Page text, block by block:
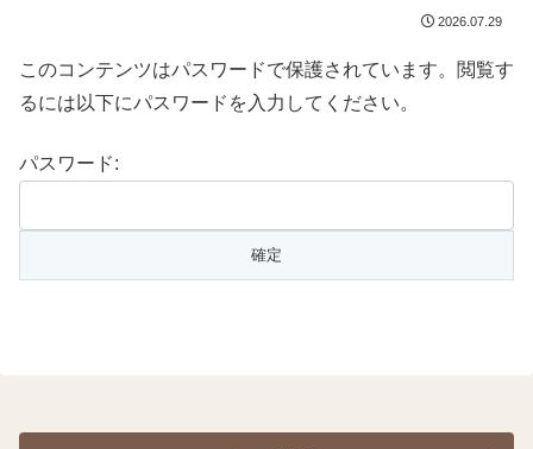
2026.07.29
このコンテンツはパスワードで保護されています。閲覧す
るには以下にパスワードを入力してください。
パスワード: